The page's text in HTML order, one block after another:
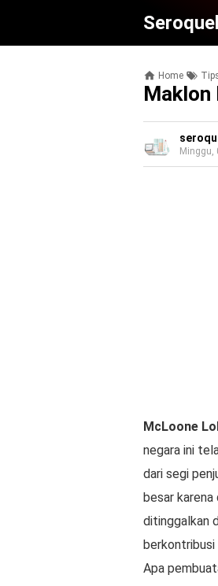
Home
Maklon
Minggu,
McLoone
negara ini
dari segi
besar karena
ditinggalkan
berkontribusi
Apa